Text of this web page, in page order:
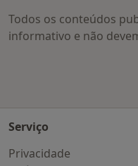
Todos os conteúdos
informativo e não
Serviço
Privacidade